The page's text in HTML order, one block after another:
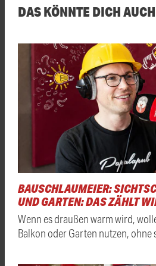
DAS KÖNNTE DICH
BAUSCHLAUMEIER:
UND GARTEN: DAS ZÄHLT
Wenn es draußen warm wird,
Balkon oder Garten nutzen,